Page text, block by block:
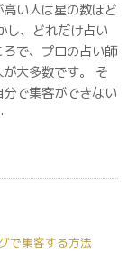
い人は星の数ほど
し、どれだけ占い
で、プロの占い師
大多数です。 そ
で集客ができない
で集客する方法